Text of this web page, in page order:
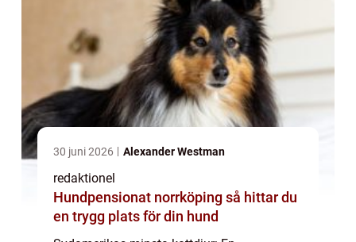
30 juni 2026 Alexander Westman
redaktionel
Hundpensionat norrköping så hittar du
en trygg plats för din hund